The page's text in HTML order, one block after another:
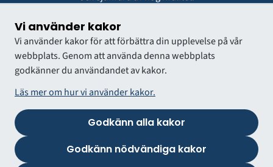
Vi använder kakor
Vi använder kakor för att förbättra din upplevelse på vår
webbplats. Genom att använda denna webbplats
godkänner du användandet av kakor.
Läs mer om hur vi använder kakor.
Godkänn alla kakor
Godkänn nödvändiga kakor
Vår vision är att vara en region att längta till och växa i.
VÅRDGIVARWEBB